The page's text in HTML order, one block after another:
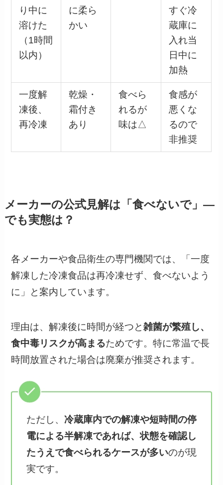
り中に
溶けた
（1時間
以内）
に柔ら
かい
すぐ冷
蔵庫に
入れ当
日中に
加熱
一度解
凍後、
再冷凍
乾燥・
霜付き
あり
食べら
れるが
味は△
食感が
悪くな
るので
非推奨
メーカーの公式見解は「食べないで」—
でも実態は？
各メーカーや食品衛生の専門機関では、「一度
解凍した冷凍食品は再冷凍せず、食べないよう
に」と案内しています。
理由は、解凍後に時間が経つと雑菌が繁殖し、
食中毒リスクが高まるためです。特に常温で長
時間放置された場合は廃棄が推奨されます。
ただし、 冷蔵庫内での解凍や短時間の停
電による半解凍であれば、状態を確認し
たうえで食べられるケースが多いのが現
実です。